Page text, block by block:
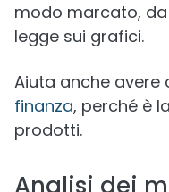
modo marcato,
legge sui grafici.
Aiuta anche avere
finanza, perché è
prodotti.